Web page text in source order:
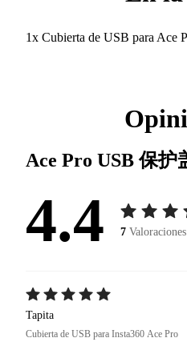
1x Cubierta de USB para Ace
Ace Pro USB 保护
4.4 7 Valoraciones
Tapita
Cubierta de USB para Insta360 Ace Pro